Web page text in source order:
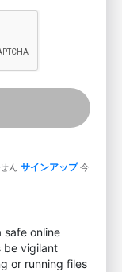
ん サインアップ今
safe online
be vigilant
or running files